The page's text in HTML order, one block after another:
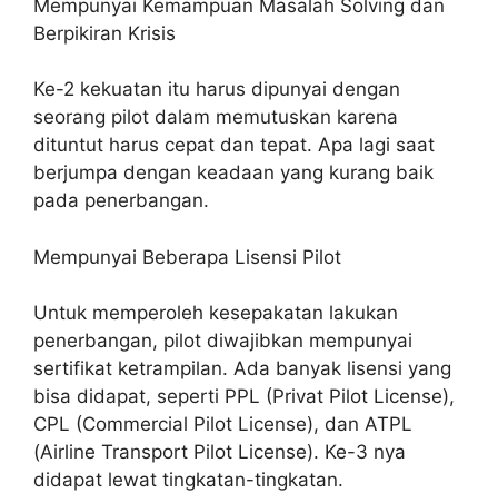
Mempunyai Kemampuan Masalah Solving dan
Berpikiran Krisis
Ke-2 kekuatan itu harus dipunyai dengan
seorang pilot dalam memutuskan karena
dituntut harus cepat dan tepat. Apa lagi saat
berjumpa dengan keadaan yang kurang baik
pada penerbangan.
Mempunyai Beberapa Lisensi Pilot
Untuk memperoleh kesepakatan lakukan
penerbangan, pilot diwajibkan mempunyai
sertifikat ketrampilan. Ada banyak lisensi yang
bisa didapat, seperti PPL (Privat Pilot License),
CPL (Commercial Pilot License), dan ATPL
(Airline Transport Pilot License). Ke-3 nya
didapat lewat tingkatan-tingkatan.